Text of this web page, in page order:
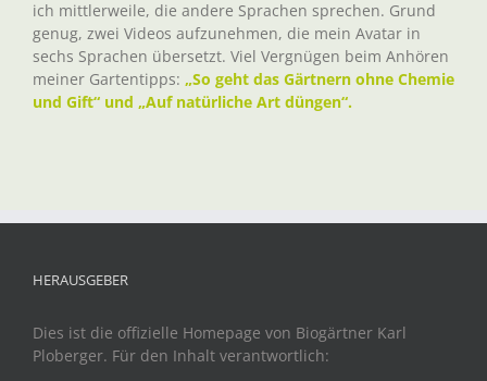
ich mittlerweile, die andere Sprachen sprechen. Grund
genug, zwei Videos aufzunehmen, die mein Avatar in
sechs Sprachen übersetzt. Viel Vergnügen beim Anhören
meiner Gartentipps: „So geht das Gärtnern ohne Chemie
und Gift“ und „Auf natürliche Art düngen“.
HERAUSGEBER
Dies ist die offizielle Homepage von Biogärtner Karl
Ploberger. Für den Inhalt verantwortlich: